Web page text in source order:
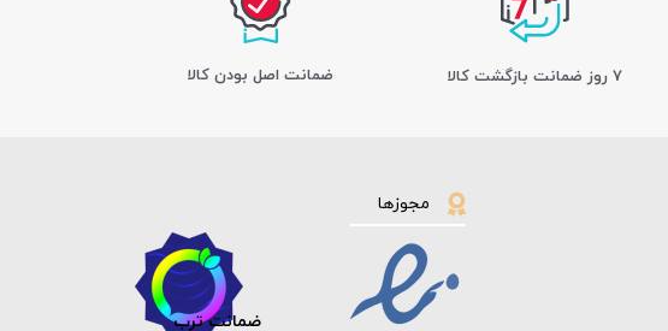
7 روز ضمانت بازگشت کالا ﺿﻤﺎﻧﺖ اﺻﻞ ﺑﻮدن ﮐﺎﻟﺎ
مجوزها
ضمانت ترب